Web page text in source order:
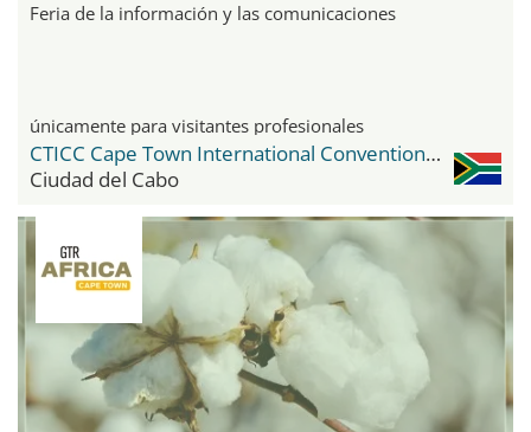
Feria de la información y las comunicaciones
únicamente para visitantes profesionales
CTICC Cape Town International Convention Center
Ciudad del Cabo